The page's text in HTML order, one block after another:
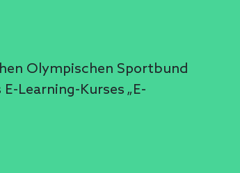
Olympischen Sportbund
Learning-Kurses „E-